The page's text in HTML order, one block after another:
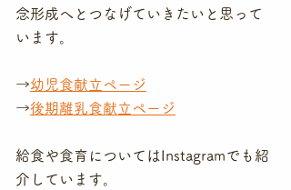
念形成へとつなげていきたいと思って
います。
→幼児食献立ページ
→後期離乳食献立ページ
給食や食育についてはInstagramでも紹
介しています。